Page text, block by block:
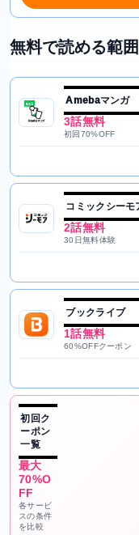
無料で読める範
Amebaマンガ
3話無料
初回70%OFF
コミックシーモ
2話無料
30日無料体験
ブックライブ
1話無料
60%OFFクーポン
初回ク
ーポン
一覧
最大
70%O
FF
各サービ
スの条件
を比較